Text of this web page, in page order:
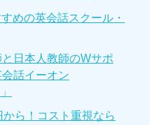
めの英会話スクール・
日本人教師のWサポ
話イーオン
から！コスト重視なら